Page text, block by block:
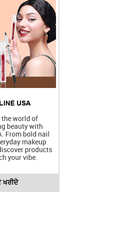
USA
world of
beauty with
From bold nail
makeup
products
your vibe.
ਖਰੀਦੋ